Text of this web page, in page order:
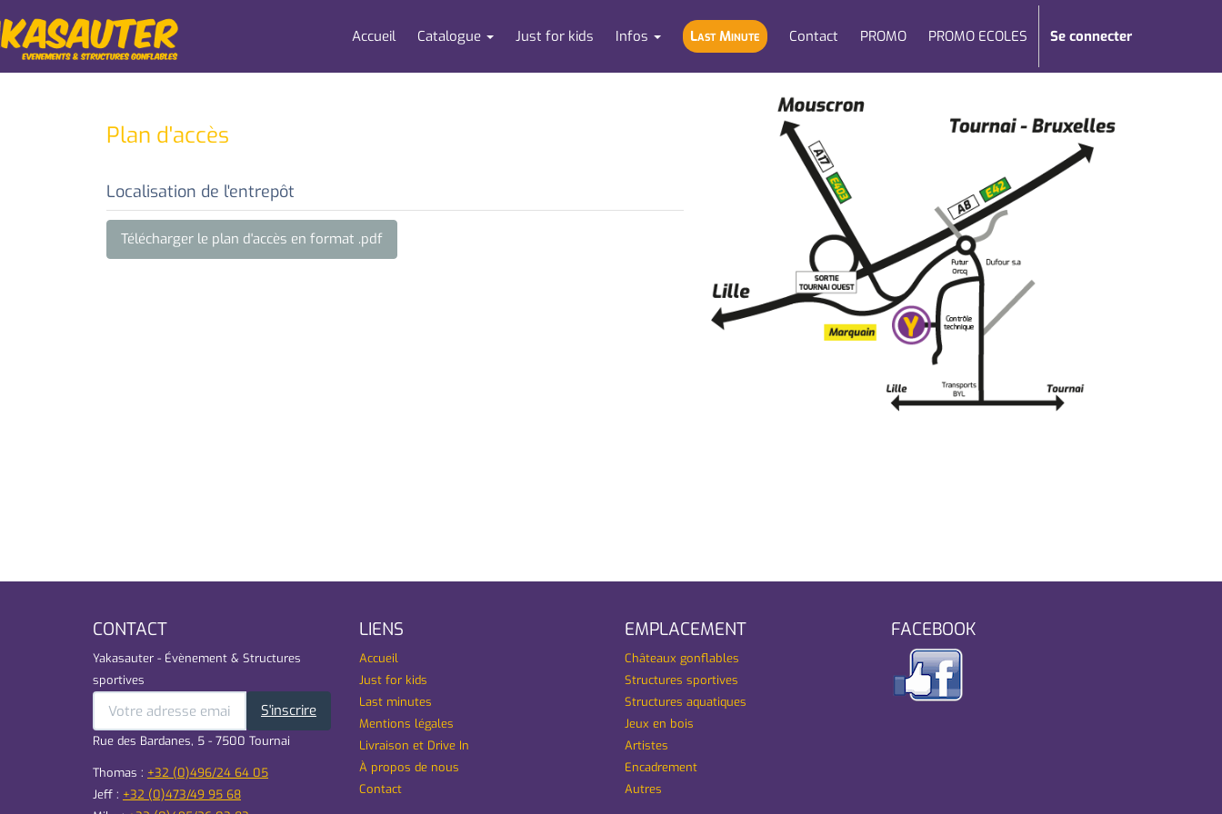
Accueil Catalogue Just for kids Infos Last Minute Contact PROMO PROMO ECOLES Se connecter
Plan d'accès
Localisation de l'entrepôt
Télécharger le plan d'accès en format .pdf
CONTACT
Yakasauter - Évènement & Structures
sportives
S'inscrire
Rue des Bardanes, 5 - 7500 Tournai
Thomas : +32 (0)496/24 64 05
Jeff : +32 (0)473/49 95 68
LIENS
Accueil
Just for kids
Last minutes
Mentions légales
Livraison et Drive In
À propos de nous
Contact
EMPLACEMENT
Châteaux gonflables
Structures sportives
Structures aquatiques
Jeux en bois
Artistes
Encadrement
Autres
FACEBOOK